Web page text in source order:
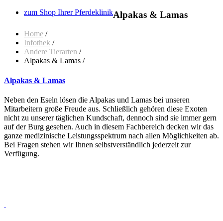
zum Shop Ihrer PferdeklinikAlpakas & Lamas
Home /
Infothek /
Andere Tierarten /
Alpakas & Lamas /
Alpakas & Lamas
Neben den Eseln lösen die Alpakas und Lamas bei unseren
Mitarbeitern große Freude aus. Schließlich gehören diese Exoten
nicht zu unserer täglichen Kundschaft, dennoch sind sie immer gern
auf der Burg gesehen. Auch in diesem Fachbereich decken wir das
ganze medizinische Leistungsspektrum nach allen Möglichkeiten ab.
Bei Fragen stehen wir Ihnen selbstverständlich jederzeit zur
Verfügung.